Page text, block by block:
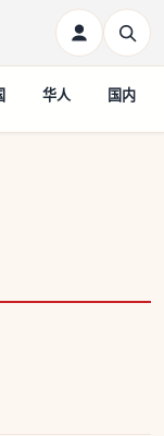
华人 国内